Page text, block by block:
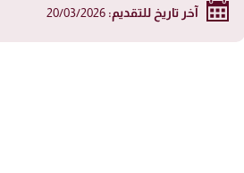
آخر تاريخ للتقديم: